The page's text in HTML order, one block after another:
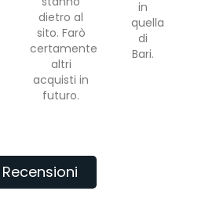
dietro al
sito. Farò
certamente
altri
acquisti in
futuro.
in
quella
di
Bari.
Recensioni